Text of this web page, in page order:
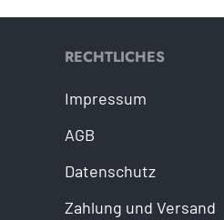
RECHTLICHES
Impressum
AGB
Datenschutz
Zahlung und Versand